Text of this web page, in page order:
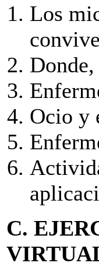
Los
Ocio y
C.